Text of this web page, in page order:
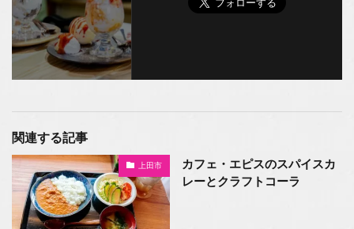
関連する記事
上田市
カフェ・エピスのスパイスカ
レーとクラフトコーラ